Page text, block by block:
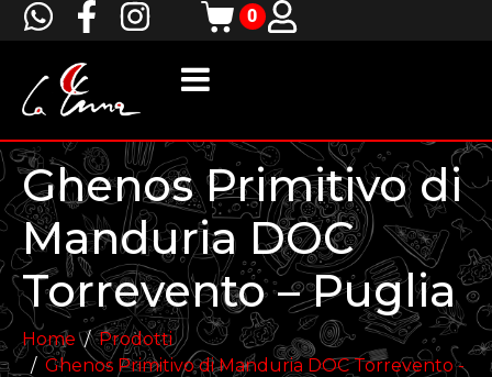
0
Ghenos Primitivo di
Manduria DOC
Torrevento – Puglia
Home
Prodotti
Ghenos Primitivo di Manduria DOC Torrevento -